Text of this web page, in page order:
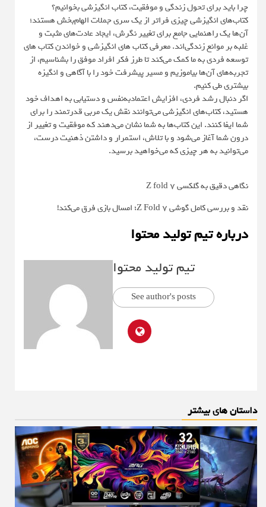
چرا باید برای تحول زندگی و موفقیت، کتاب انگیزشی بخوانیم؟
کتاب‌های انگیزشی چیزی فراتر از یک سری جملات الهام‌بخش هستند؛
آن‌ها یک راهنمایی جامع برای تغییر نگرش، ایجاد عادت‌های مثبت و
غلبه بر موانع زندگی‌اند. معرفی کتاب های انگیزشی و خواندن کتاب های
توسعه فردی به ما کمک می‌کند تا طرز فکر افراد موفق را بشناسیم، از
تجربه‌های آن‌ها بیاموزیم و مسیر پیشرفت خود را با آگاهی و انگیزه
بیشتری طی کنیم.
اگر دنبال رشد فردی، افزایش اعتمادبه‌نفس و دستیابی به اهداف خود
هستید، کتاب‌های انگیزشی می‌توانند نقش یک مربی قدرتمند را برای
شما ایفا کنند. این کتاب‌ها به شما نشان می‌دهند که موفقیت و تغییر از
درون شما آغاز می‌شود و با تلاش، استمرار و داشتن ذهنیت درست،
می‌توانید به هر چیزی که می‌خواهید برسید.
نگاهی دقیق به گلکسی Z fold 7
نقد و بررسی کامل گوشی Z Fold 7؛ امسال بازی فرق می‌کند!
درباره تیم تولید محتوا
تیم تولید محتوا
See author's posts
داستان های بیشتر